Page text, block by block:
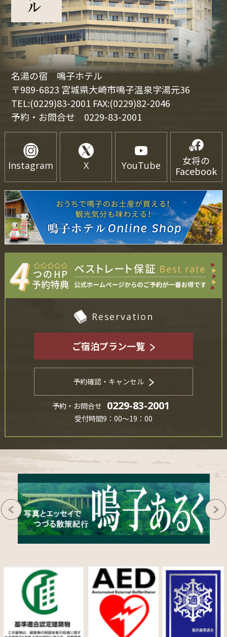
名湯の宿 鳴子ホテル
〒989-6823 宮城県大崎市鳴子温泉字湯元36
TEL:(0229)83-2001 FAX:(0229)82-2046
予約・お問合せ 0229-83-2001
Instagram X YouTube
女将の
Facebook
Reservation
ご宿泊プラン一覧
予約確認・キャンセル
予約・お問合せ 0229-83-2001
受付時間9：00～19：00